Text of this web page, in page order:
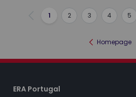
Anterior
1 2 3 4 5
Homepage
ERA Portugal